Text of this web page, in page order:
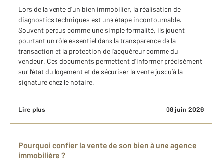
Lors de la vente d’un bien immobilier, la réalisation de
diagnostics techniques est une étape incontournable.
Souvent perçus comme une simple formalité, ils jouent
pourtant un rôle essentiel dans la transparence de la
transaction et la protection de l’acquéreur comme du
vendeur. Ces documents permettent d’informer précisément
sur l’état du logement et de sécuriser la vente jusqu’à la
signature chez le notaire.
Lire plus 08 juin 2026
Pourquoi confier la vente de son bien à une agence
immobilière ?